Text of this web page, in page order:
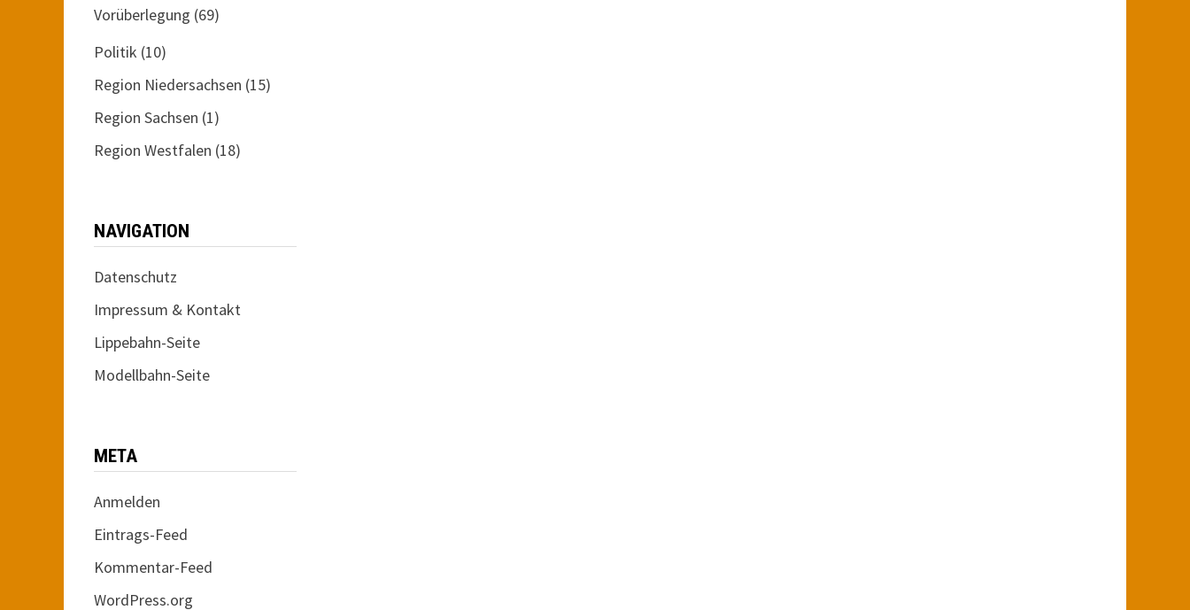
Vorüberlegung (69)
Politik (10)
Region Niedersachsen (15)
Region Sachsen (1)
Region Westfalen (18)
NAVIGATION
Datenschutz
Impressum & Kontakt
Lippebahn-Seite
Modellbahn-Seite
META
Anmelden
Eintrags-Feed
Kommentar-Feed
WordPress.org